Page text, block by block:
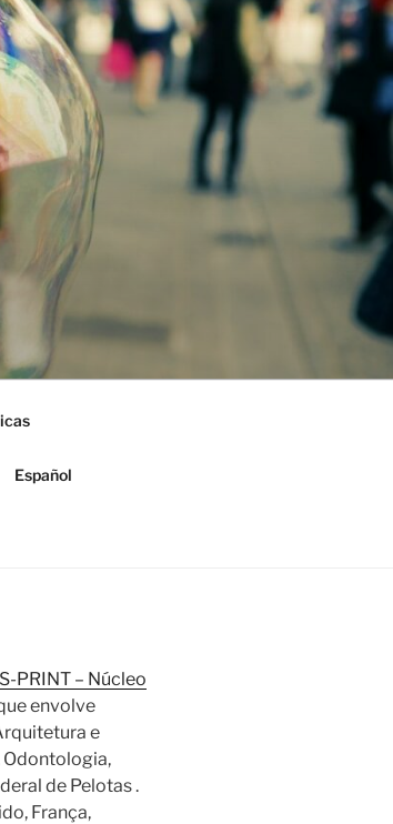
Español
PRINT – Núcleo
envolve
e
Odontologia,
de Pelotas .
França,